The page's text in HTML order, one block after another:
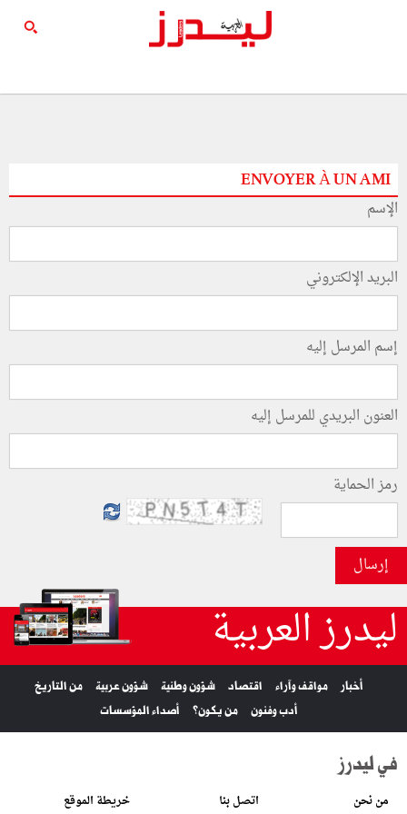
ENVOYER À UN AMI
الإسم
البريد الإلكتروني
إسم المرسل إليه
العنون البريدي للمرسل إليه
رمز الحماية
إرسال
ليدرز العربية
أخبار مواقف وآراء اقتصاد شؤون وطنية شؤون عربية
من التاريخ
أدب وفنون
من يكون؟ أصداء المؤسسات
في ليدرز
من نحن اتصل بنا خريطة الموقع